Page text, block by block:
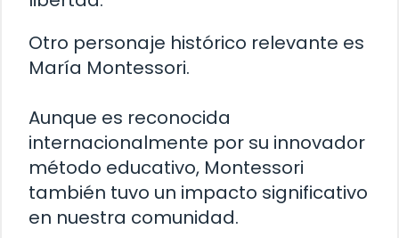
Otro personaje histórico relevante es
María Montessori.
Aunque es reconocida
internacionalmente por su innovador
método educativo, Montessori
también tuvo un impacto significativo
en nuestra comunidad.